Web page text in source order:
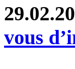
vous